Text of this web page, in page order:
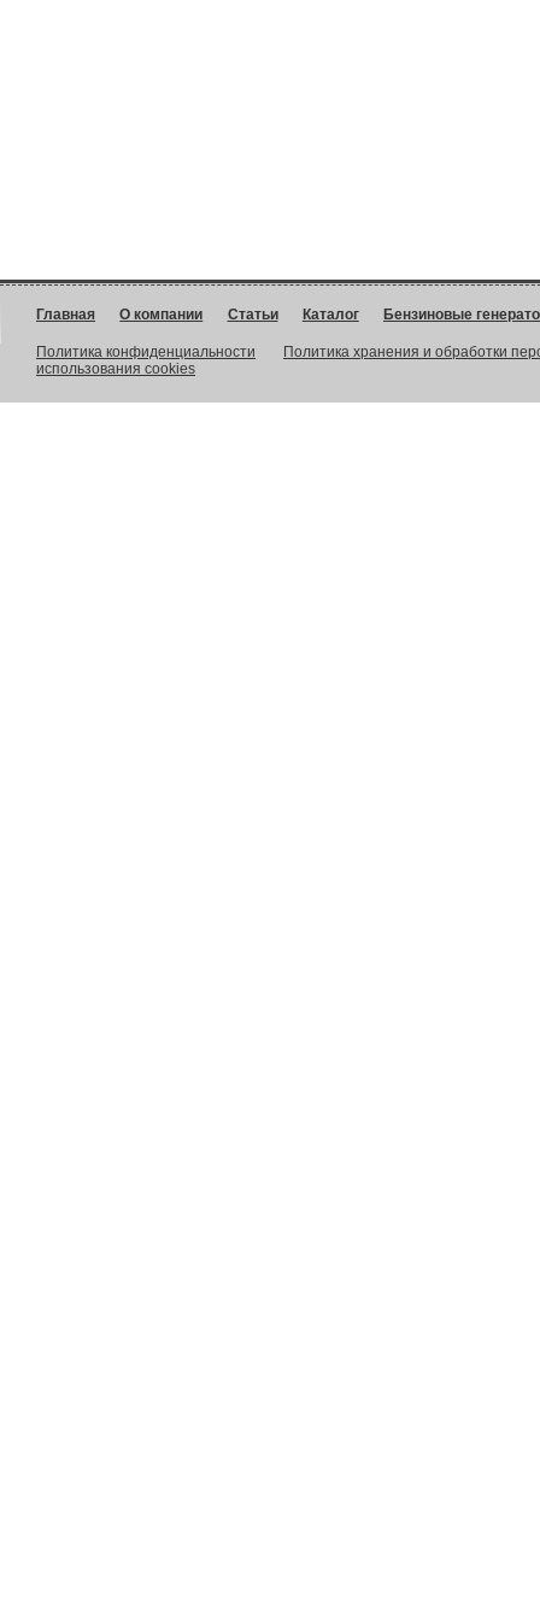
Главная О компании Статьи Каталог Бензиновые
Политика конфиденциальности
Политика хранения и обработки
использования cookies